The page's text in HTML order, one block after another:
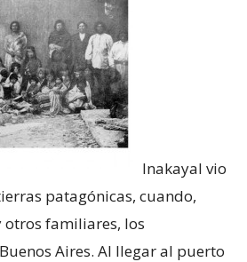
Inakayal vio
patagónicas, cuando,
otros familiares, los
Aires. Al llegar al puerto